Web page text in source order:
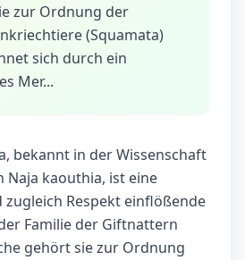
zur Ordnung der
(Squamata)
sich durch ein
Mer...
bekannt in der Wissenschaft
Naja kaouthia, ist eine
Respekt einflößende
Familie der Giftnattern
gehört sie zur Ordnung